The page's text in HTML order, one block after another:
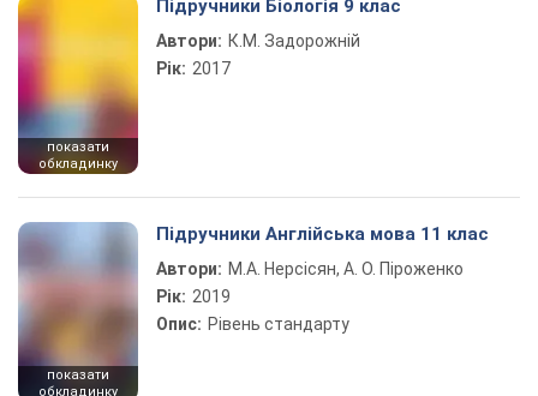
показати
обкладинку
Підручники Біологія 9 клас
Автори: К.М. Задорожній
Рік: 2017
показати
обкладинку
Підручники Англійська мова 11 клас
Автори: М.А. Нерсісян, А. О. Піроженко
Рік: 2019
Опис: Рівень стандарту